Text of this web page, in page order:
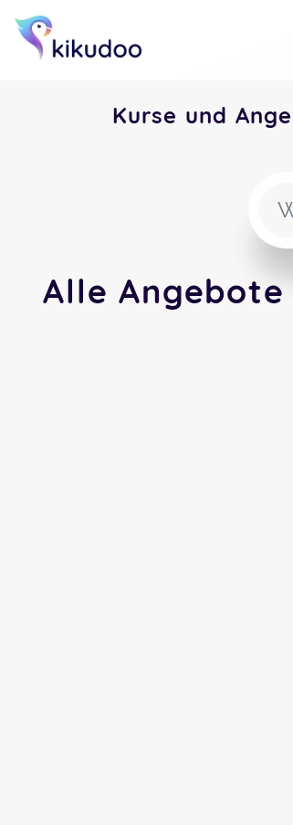
Kurse und
Alle